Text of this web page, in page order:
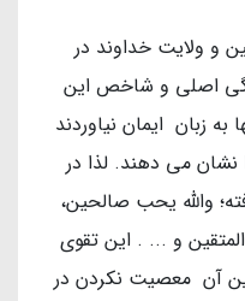
و ولایت خداوند در
اصلی و شاخص این
زبان ایمان نیاوردند
نشان می دهند. لذا در
والله یحب صالحین،
و ... . این تقوی
آن معصیت نکردن در